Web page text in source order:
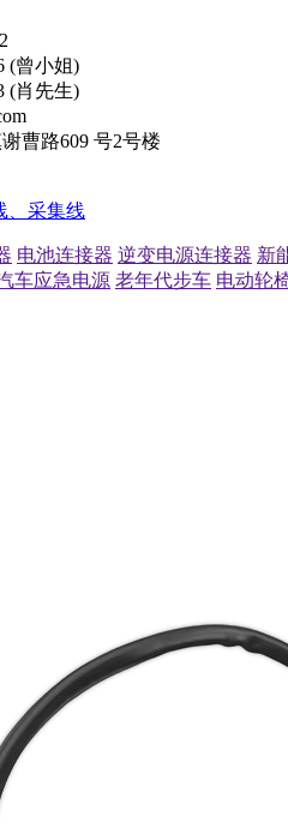
(曾小姐)
(肖先生)
曹路609 号2号楼
、采集线
电池连接器 逆变电源连接器 新
车应急电源 老年代步车 电动轮